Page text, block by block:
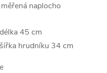
naplocho
délka 45 cm
šířka hrudníku 34 cm